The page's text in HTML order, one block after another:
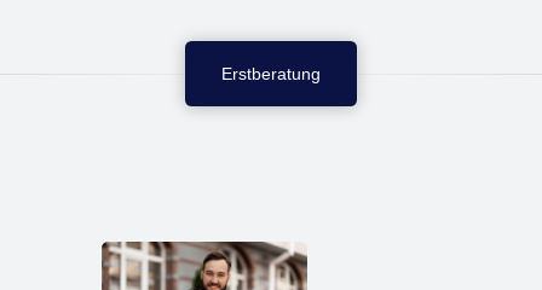
Erstberatung